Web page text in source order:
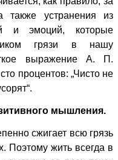
также устранения из
и эмоций, которые
грязи в нашу
выражение А. П.
процентов: „Чисто не
мышления.
сжигает всю грязь
Поэтому жить всегда в